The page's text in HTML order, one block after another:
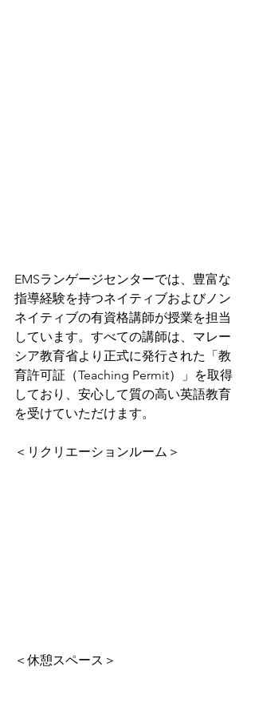
EMSランゲージセンターでは、豊富な
指導経験を持つネイティブおよびノン
ネイティブの有資格講師が授業を担当
しています。すべての講師は、マレー
シア教育省より正式に発行された「教
育許可証（Teaching Permit）」を取得
しており、安心して質の高い英語教育
を受けていただけます。
＜リクリエーションルーム＞
＜休憩スペース＞